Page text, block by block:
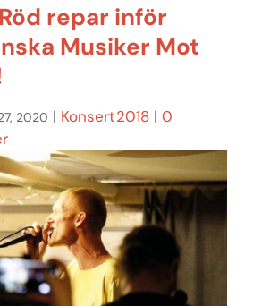
repar inför
Musiker Mot
2020 | Konsert2018 | 0